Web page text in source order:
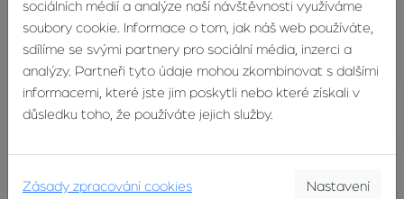
Zlín, Pod Nivami 330 (za sokolovnou)
TELEFON:
agentura@zvonek.cz
sociálních médií a analýze naší návštěvnosti využíváme
soubory cookie. Informace o tom, jak náš web používáte,
sdílíme se svými partnery pro sociální média, inzerci a
analýzy. Partneři tyto údaje mohou zkombinovat s dalšími
informacemi, které jste jim poskytli nebo které získali v
důsledku toho, že používáte jejich služby.
Zásady zpracování cookies Nastavení